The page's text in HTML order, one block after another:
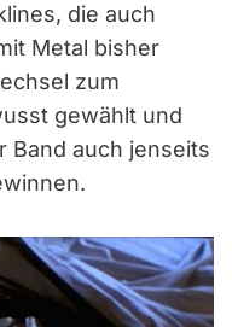
die auch
Metal bisher
zum
gewählt und
Band auch jenseits